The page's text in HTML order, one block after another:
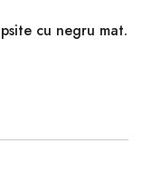
cu negru mat.